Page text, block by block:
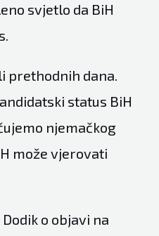
svjetlo da BiH
prethodnih dana.
status BiH
njemačkog
može vjerovati
o objavi na